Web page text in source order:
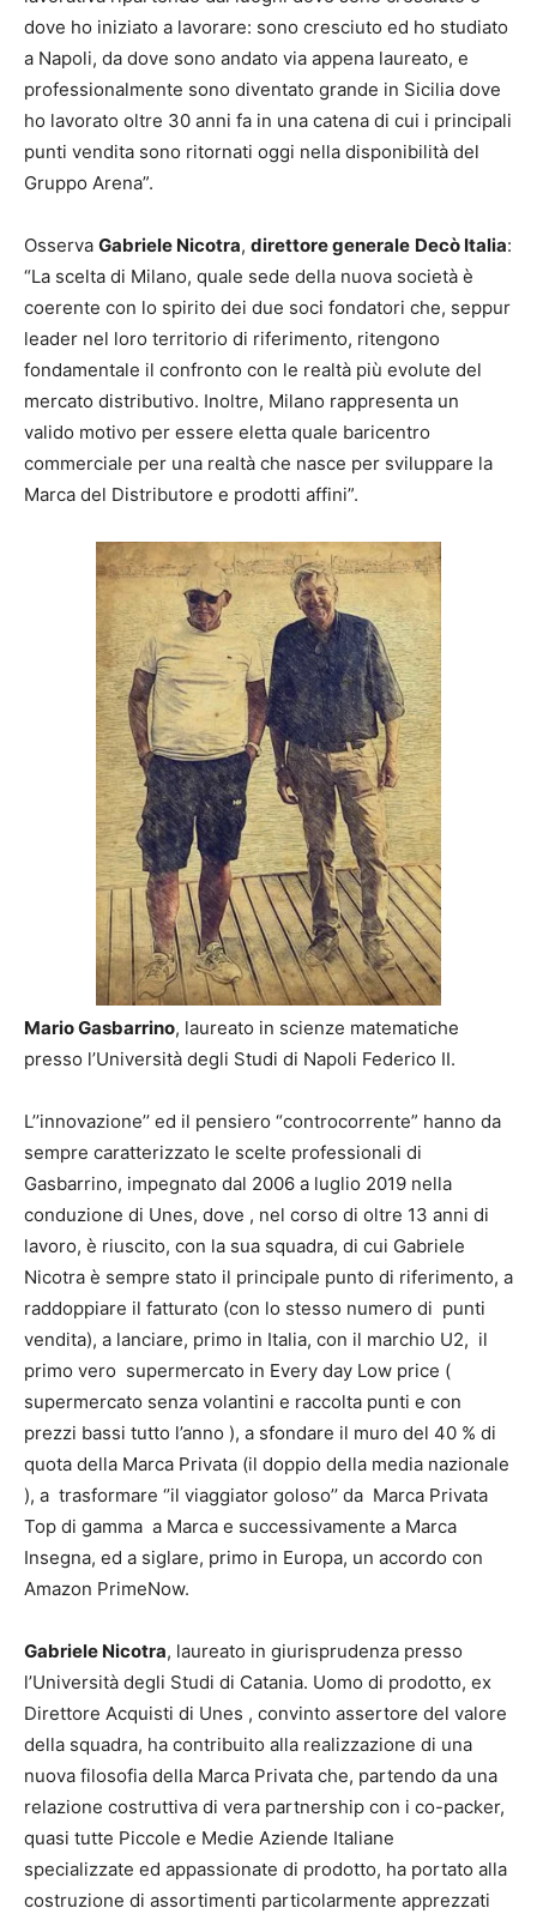
dove ho iniziato a lavorare: sono cresciuto ed ho studiato
a Napoli, da dove sono andato via appena laureato, e
professionalmente sono diventato grande in Sicilia dove
ho lavorato oltre 30 anni fa in una catena di cui i principali
punti vendita sono ritornati oggi nella disponibilità del
Gruppo Arena”.
Osserva Gabriele Nicotra, direttore generale Decò Italia:
“La scelta di Milano, quale sede della nuova società è
coerente con lo spirito dei due soci fondatori che, seppur
leader nel loro territorio di riferimento, ritengono
fondamentale il confronto con le realtà più evolute del
mercato distributivo. Inoltre, Milano rappresenta un
valido motivo per essere eletta quale baricentro
commerciale per una realtà che nasce per sviluppare la
Marca del Distributore e prodotti affini”.
Mario Gasbarrino, laureato in scienze matematiche
presso l’Università degli Studi di Napoli Federico II.
L’’innovazione’’ ed il pensiero “controcorrente” hanno da
sempre caratterizzato le scelte professionali di
Gasbarrino, impegnato dal 2006 a luglio 2019 nella
conduzione di Unes, dove , nel corso di oltre 13 anni di
lavoro, è riuscito, con la sua squadra, di cui Gabriele
Nicotra è sempre stato il principale punto di riferimento, a
raddoppiare il fatturato (con lo stesso numero di punti
vendita), a lanciare, primo in Italia, con il marchio U2, il
primo vero supermercato in Every day Low price (
supermercato senza volantini e raccolta punti e con
prezzi bassi tutto l’anno ), a sfondare il muro del 40 % di
quota della Marca Privata (il doppio della media nazionale
), a trasformare ‘’il viaggiator goloso’’ da Marca Privata
Top di gamma a Marca e successivamente a Marca
Insegna, ed a siglare, primo in Europa, un accordo con
Amazon PrimeNow.
Gabriele Nicotra, laureato in giurisprudenza presso
l’Università degli Studi di Catania. Uomo di prodotto, ex
Direttore Acquisti di Unes , convinto assertore del valore
della squadra, ha contribuito alla realizzazione di una
nuova filosofia della Marca Privata che, partendo da una
relazione costruttiva di vera partnership con i co-packer,
quasi tutte Piccole e Medie Aziende Italiane
specializzate ed appassionate di prodotto, ha portato alla
costruzione di assortimenti particolarmente apprezzati